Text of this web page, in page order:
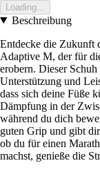
Loading...
Beschreibung
Entdecke die Zukunft
Adaptive M, der für
erobern. Dieser
Unterstützung und
dass sich deine Füße
Dämpfung in der
während du dich
guten Grip und gibt
ob du für einen
machst, genieße die